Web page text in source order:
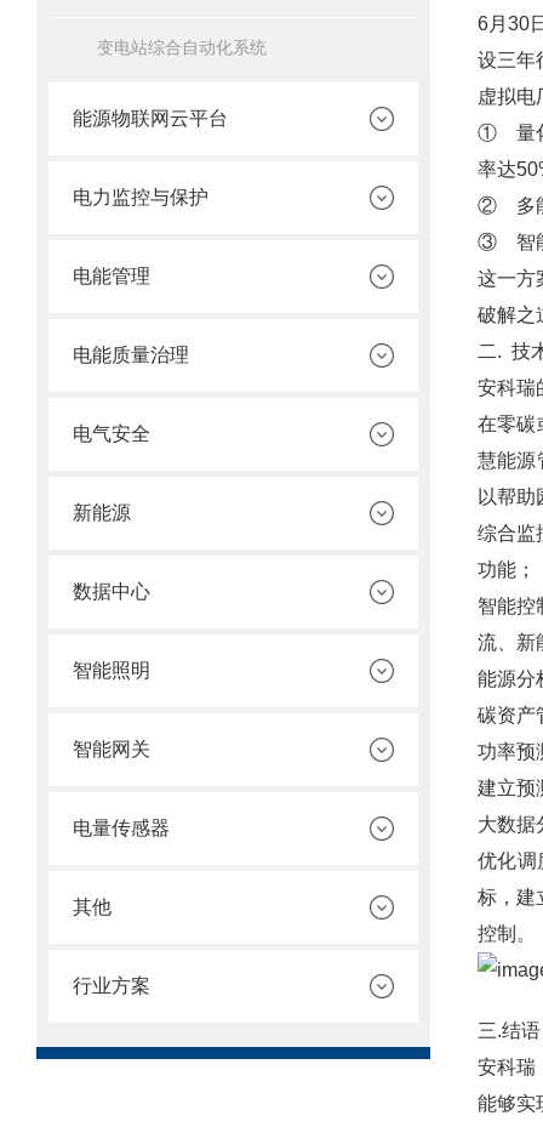
变电站综合自动化系统
能源物联网云平台
电力监控与保护
电能管理
电能质量治理
电气安全
新能源
数据中心
智能照明
智能网关
电量传感器
其他
行业方案
6月30
设三年
虚拟电
① 量化
率达
② 多能
③ 智能
这一方
破解之
二. 技
安科瑞
在零碳
慧能源
以帮
综合监
功能；
智能控
流、新
能源分
碳资产
功率预
建立预
大数据
优化调
标，建
控制。
三.结语
安科瑞
能够实